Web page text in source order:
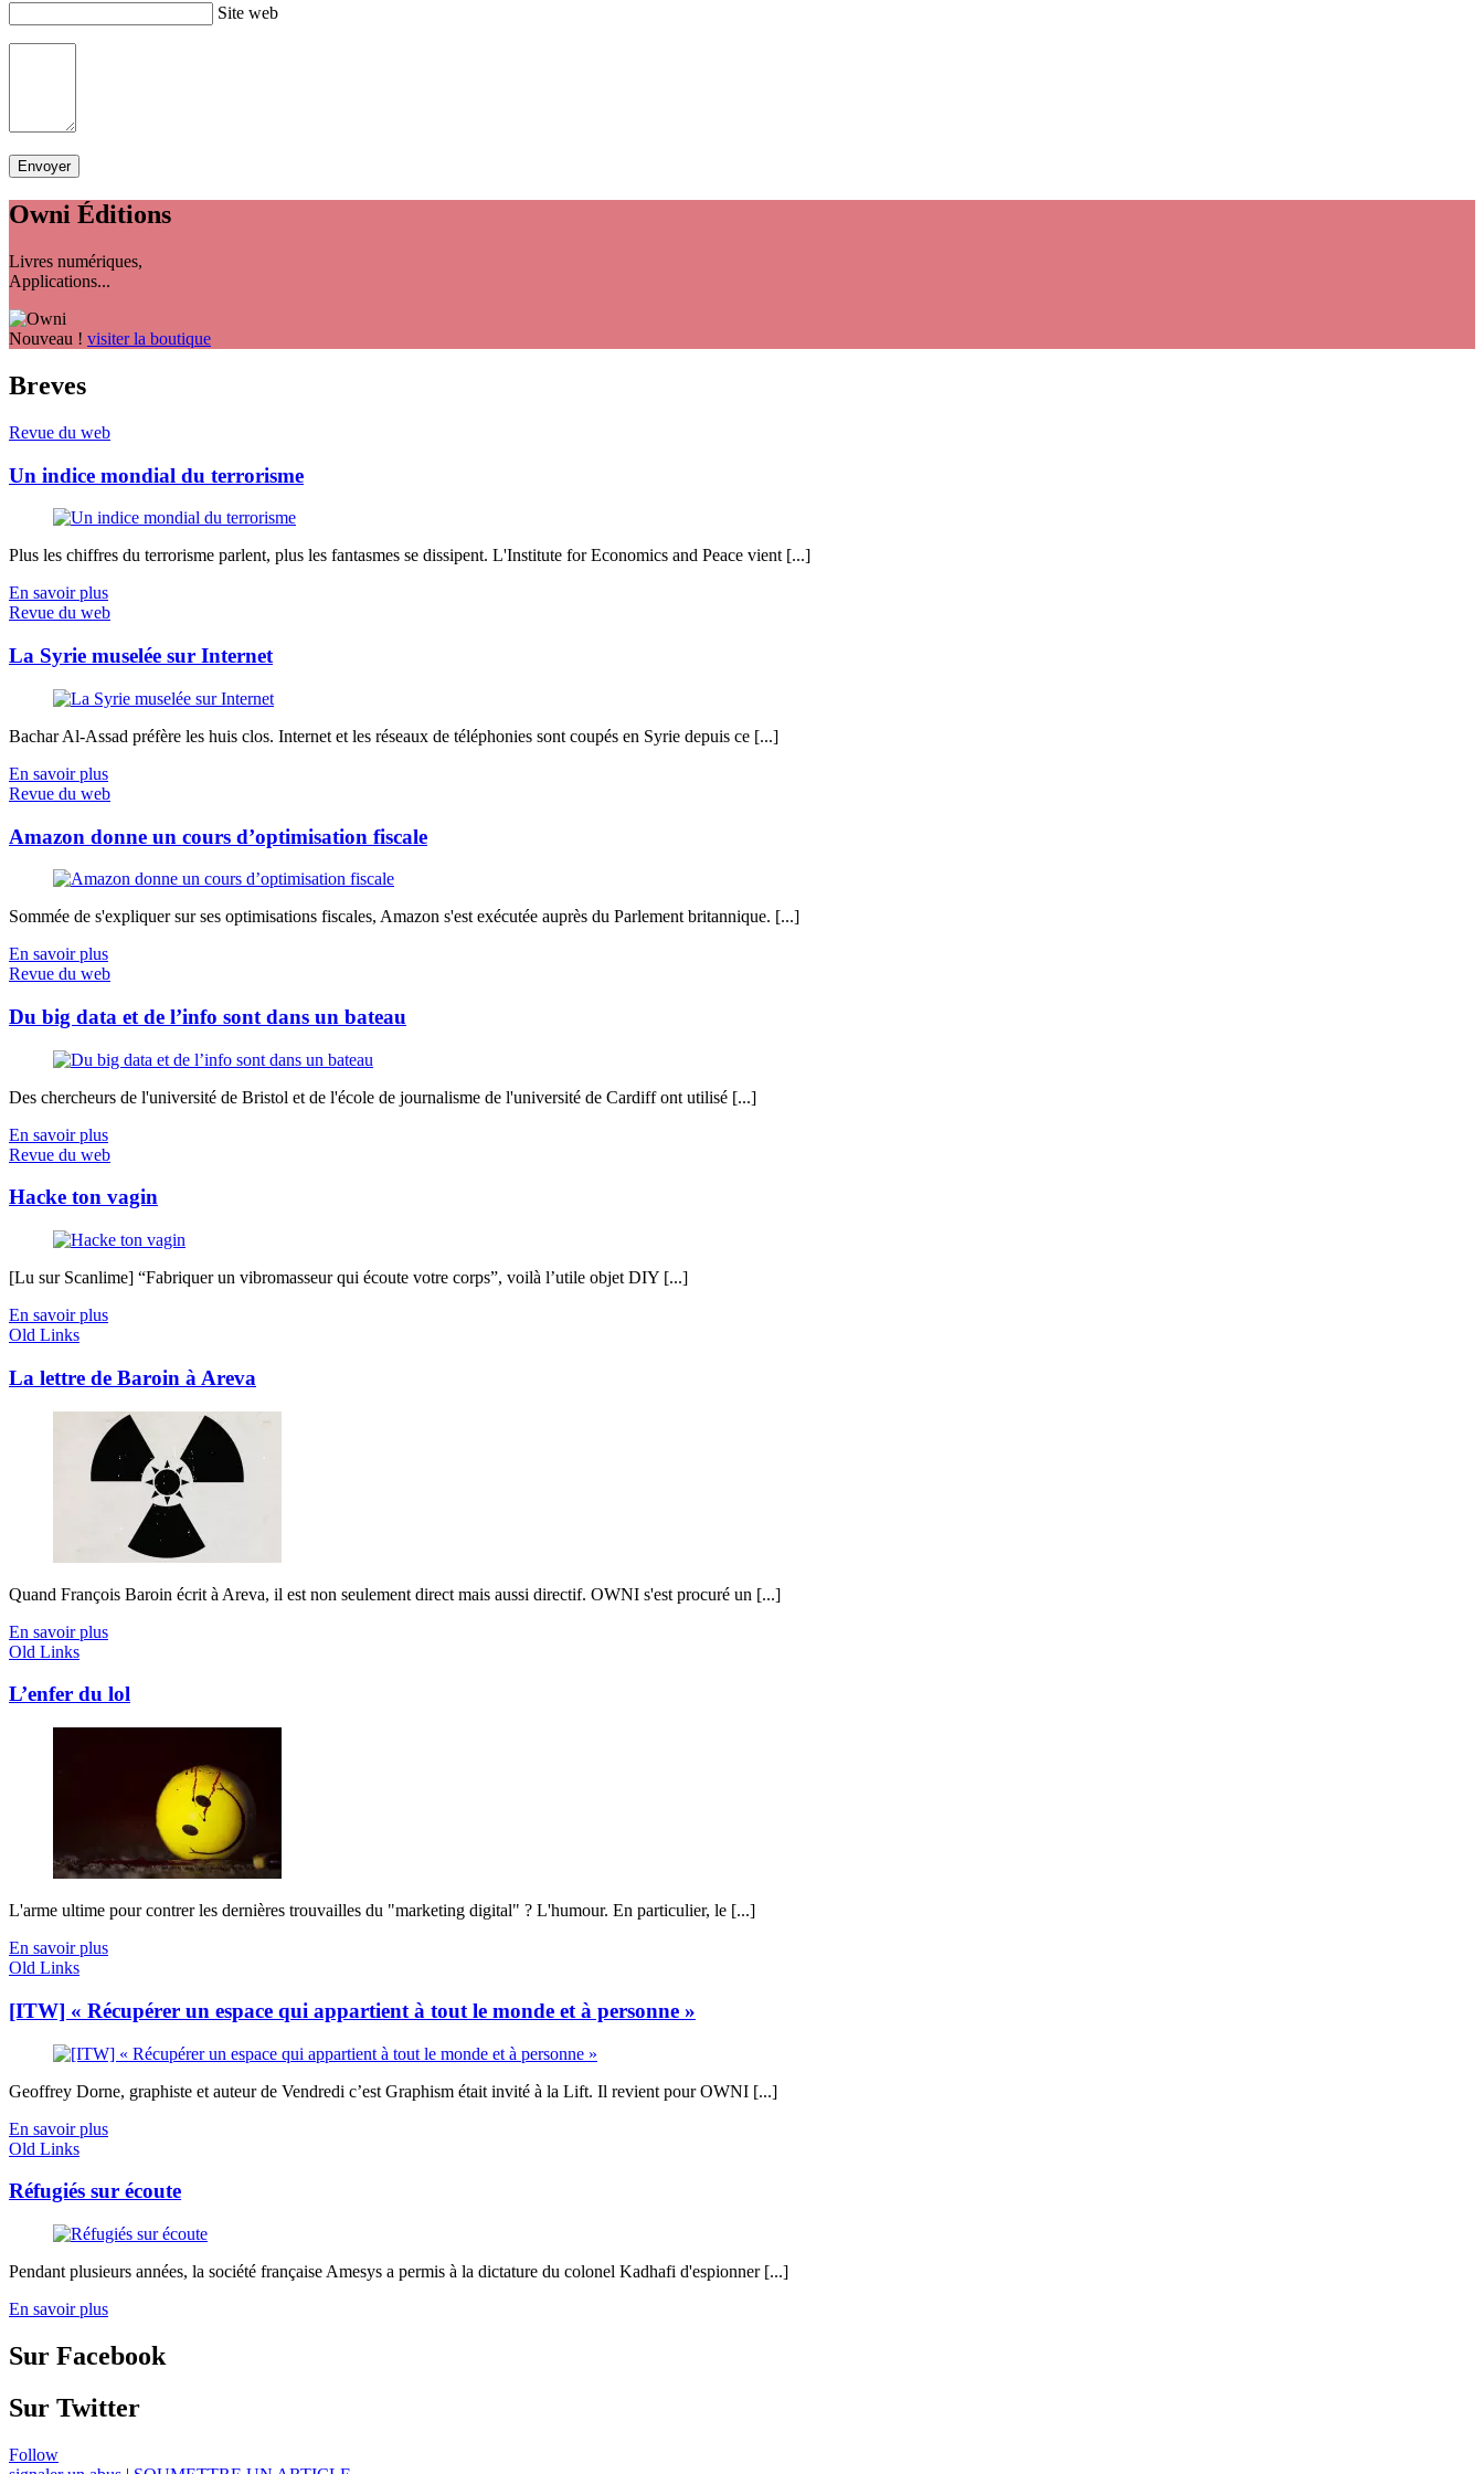
Site web
Owni Éditions
Livres numériques,
Applications...
Nouveau ! visiter la boutique
Breves
Revue du web
Un indice mondial du terrorisme
Plus les chiffres du terrorisme parlent, plus les fantasmes se dissipent. L'Institute for Economics and Peace vient [...]
En savoir plus
Revue du web
La Syrie muselée sur Internet
Bachar Al-Assad préfère les huis clos. Internet et les réseaux de téléphonies sont coupés en Syrie depuis ce [...]
En savoir plus
Revue du web
Amazon donne un cours d’optimisation fiscale
Sommée de s'expliquer sur ses optimisations fiscales, Amazon s'est exécutée auprès du Parlement britannique. [...]
En savoir plus
Revue du web
Du big data et de l’info sont dans un bateau
Des chercheurs de l'université de Bristol et de l'école de journalisme de l'université de Cardiff ont utilisé [...]
En savoir plus
Revue du web
Hacke ton vagin
[Lu sur Scanlime] “Fabriquer un vibromasseur qui écoute votre corps”, voilà l’utile objet DIY [...]
En savoir plus
Old Links
La lettre de Baroin à Areva
Quand François Baroin écrit à Areva, il est non seulement direct mais aussi directif. OWNI s'est procuré un [...]
En savoir plus
Old Links
L’enfer du lol
L'arme ultime pour contrer les dernières trouvailles du "marketing digital" ? L'humour. En particulier, le [...]
En savoir plus
Old Links
[ITW] « Récupérer un espace qui appartient à tout le monde et à personne »
Geoffrey Dorne, graphiste et auteur de Vendredi c’est Graphism était invité à la Lift. Il revient pour OWNI [...]
En savoir plus
Old Links
Réfugiés sur écoute
Pendant plusieurs années, la société française Amesys a permis à la dictature du colonel Kadhafi d'espionner [...]
En savoir plus
Sur Facebook
Sur Twitter
Follow